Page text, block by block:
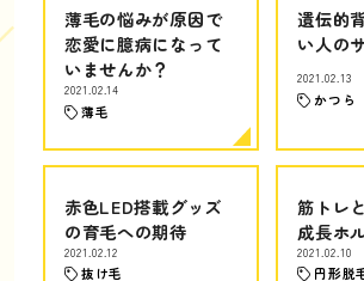
薄毛の悩みが原因で
恋愛に臆病になって
いませんか？
2021.02.14
薄毛
遺伝的
い人の
2021.02.13
かつら
赤色LED搭載グッズ
の育毛への期待
2021.02.12
抜け毛
筋トレ
成長ホ
2021.02.10
円形脱